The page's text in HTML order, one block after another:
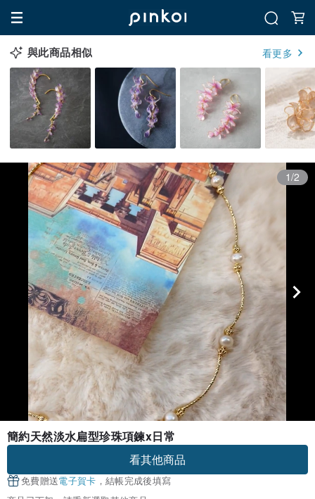
與此商品相似 看更多
1/2
簡約天然淡水扁型珍珠項鍊x日常
看其他商品
免費贈送電子賀卡 ，結帳完成後填寫